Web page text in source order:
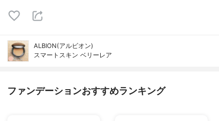
ALBION(アルビオン)
スマートスキン ベリーレア
ファンデーションおすすめランキング